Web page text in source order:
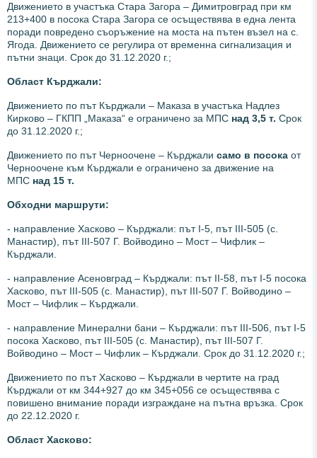
Движението в участъка Стара Загора – Димитровград при км
213+400 в посока Стара Загора се осъществява в една лента
поради повредено съоръжение на моста на пътен възел на с.
Ягода. Движението се регулира от временна сигнализация и
пътни знаци. Срок до 31.12.2020 г.;
Област Кърджали:
Движението по път Кърджали – Маказа в участъка Надлез
Кирково – ГКПП „Маказа“ е ограничено за МПС над 3,5 т. Срок
до 31.12.2020 г.;
Движението по път Черноочене – Кърджали само в посока от
Черноочене към Кърджали е ограничено за движение на
МПС над 15 т.
Обходни маршрути:
- направление Хасково – Кърджали: път І-5, път ІІІ-505 (с.
Манастир), път ІІІ-507 Г. Войводино – Мост – Чифлик –
Кърджали.
- направление Асеновград – Кърджали: път ІІ-58, път І-5 посока
Хасково, път ІІІ-505 (с. Манастир), път ІІІ-507 Г. Войводино –
Мост – Чифлик – Кърджали.
- направление Минерални бани – Кърджали: път ІІІ-506, път І-5
посока Хасково, път ІІІ-505 (с. Манастир), път ІІІ-507 Г.
Войводино – Мост – Чифлик – Кърджали. Срок до 31.12.2020 г.;
Движението по път Хасково – Кърджали в чертите на град
Кърджали от км 344+927 до км 345+056 се осъществява с
повишено внимание поради изграждане на пътна връзка. Срок
до 22.12.2020 г.
Област Хасково: